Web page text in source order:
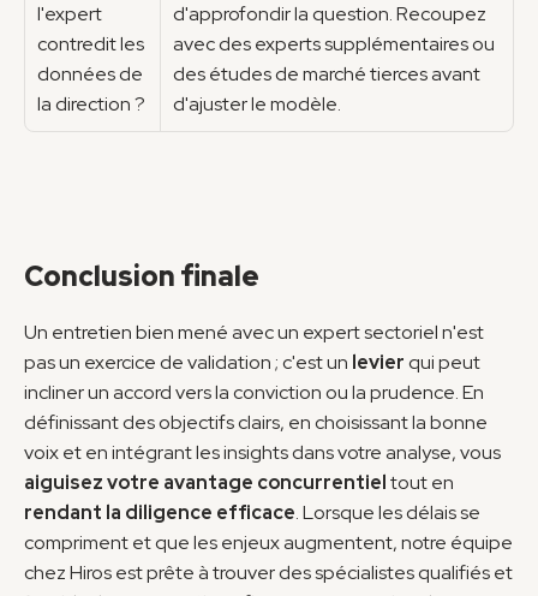
l'expert
contredit les
données de
la direction ?
d'approfondir la question. Recoupez
avec des experts supplémentaires ou
des études de marché tierces avant
d'ajuster le modèle.
Conclusion finale
Un entretien bien mené avec un expert sectoriel n'est
pas un exercice de validation ; c'est un levier qui peut
incliner un accord vers la conviction ou la prudence. En
définissant des objectifs clairs, en choisissant la bonne
aiguisez votre avantage concurrentiel
rendant la diligence efficace. Lorsque les délais se
compriment et que les enjeux augmentent, notre équipe
chez Hiros est prête à trouver des spécialistes qualifiés et